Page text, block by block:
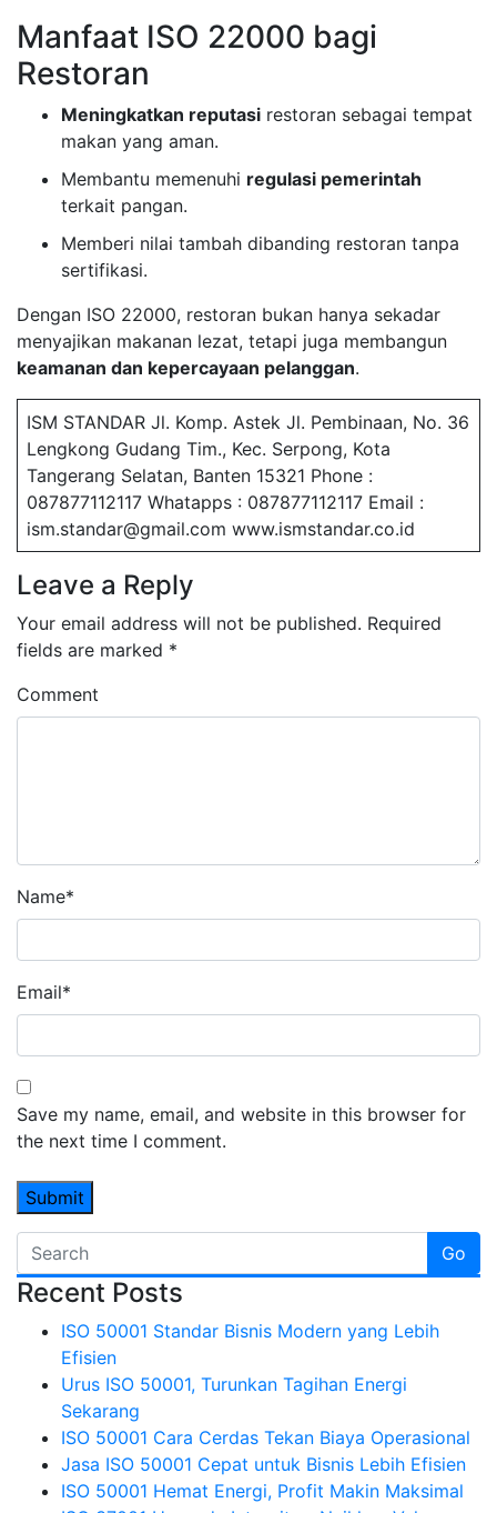
Manfaat ISO 22000 bagi
Restoran
Meningkatkan reputasi restoran sebagai tempat
makan yang aman.
Membantu memenuhi regulasi pemerintah
terkait pangan.
Memberi nilai tambah dibanding restoran tanpa
sertifikasi.
Dengan ISO 22000, restoran bukan hanya sekadar
menyajikan makanan lezat, tetapi juga membangun
keamanan dan kepercayaan pelanggan.
ISM STANDAR Jl. Komp. Astek Jl. Pembinaan, No. 36
Lengkong Gudang Tim., Kec. Serpong, Kota
Tangerang Selatan, Banten 15321 Phone :
087877112117 Whatapps : 087877112117 Email :
ism.standar@gmail.com www.ismstandar.co.id
Leave a Reply
Your email address will not be published. Required
fields are marked *
Comment
Name*
Email*
Save my name, email, and website in this browser for
the next time I comment.
Go
Recent Posts
ISO 50001 Standar Bisnis Modern yang Lebih
Efisien
Urus ISO 50001, Turunkan Tagihan Energi
Sekarang
ISO 50001 Cara Cerdas Tekan Biaya Operasional
Jasa ISO 50001 Cepat untuk Bisnis Lebih Efisien
ISO 50001 Hemat Energi, Profit Makin Maksimal